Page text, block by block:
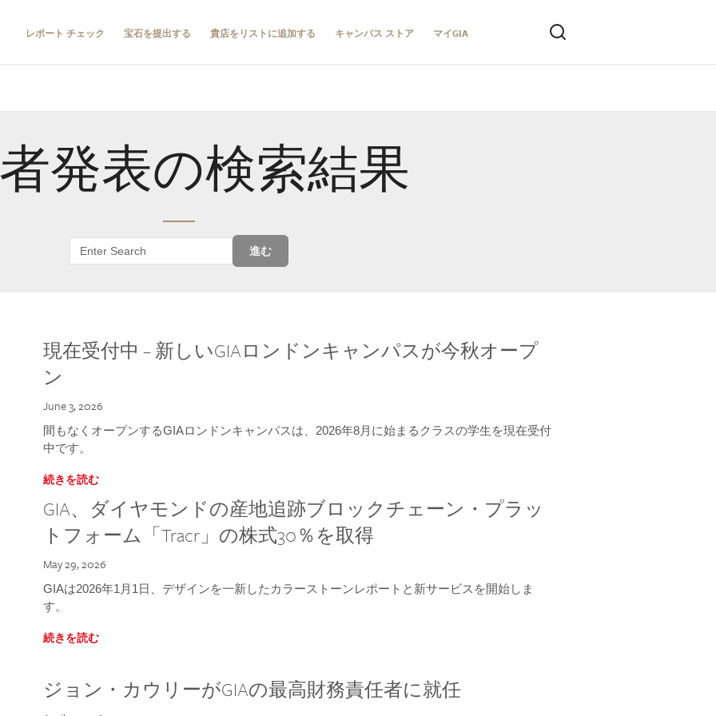
レポート チェック 宝石を提出する 貴店をリストに追加する キャンパス ストア マイGIA
発表の検索結果
進む
現在受付中 – 新しいGIAロンドンキャンパスが今秋オープ
ン
June 3, 2026
間もなくオープンするGIAロンドンキャンパスは、2026年8月に始まるクラスの学生を現在受付
中です。
続きを読む
GIA、ダイヤモンドの産地追跡ブロックチェーン・プラッ
トフォーム「Tracr」の株式30％を取得
May 29, 2026
GIAは2026年1月1日、デザインを一新したカラーストーンレポートと新サービスを開始しま
す。
続きを読む
ジョン・カウリーがGIAの最高財務責任者に就任